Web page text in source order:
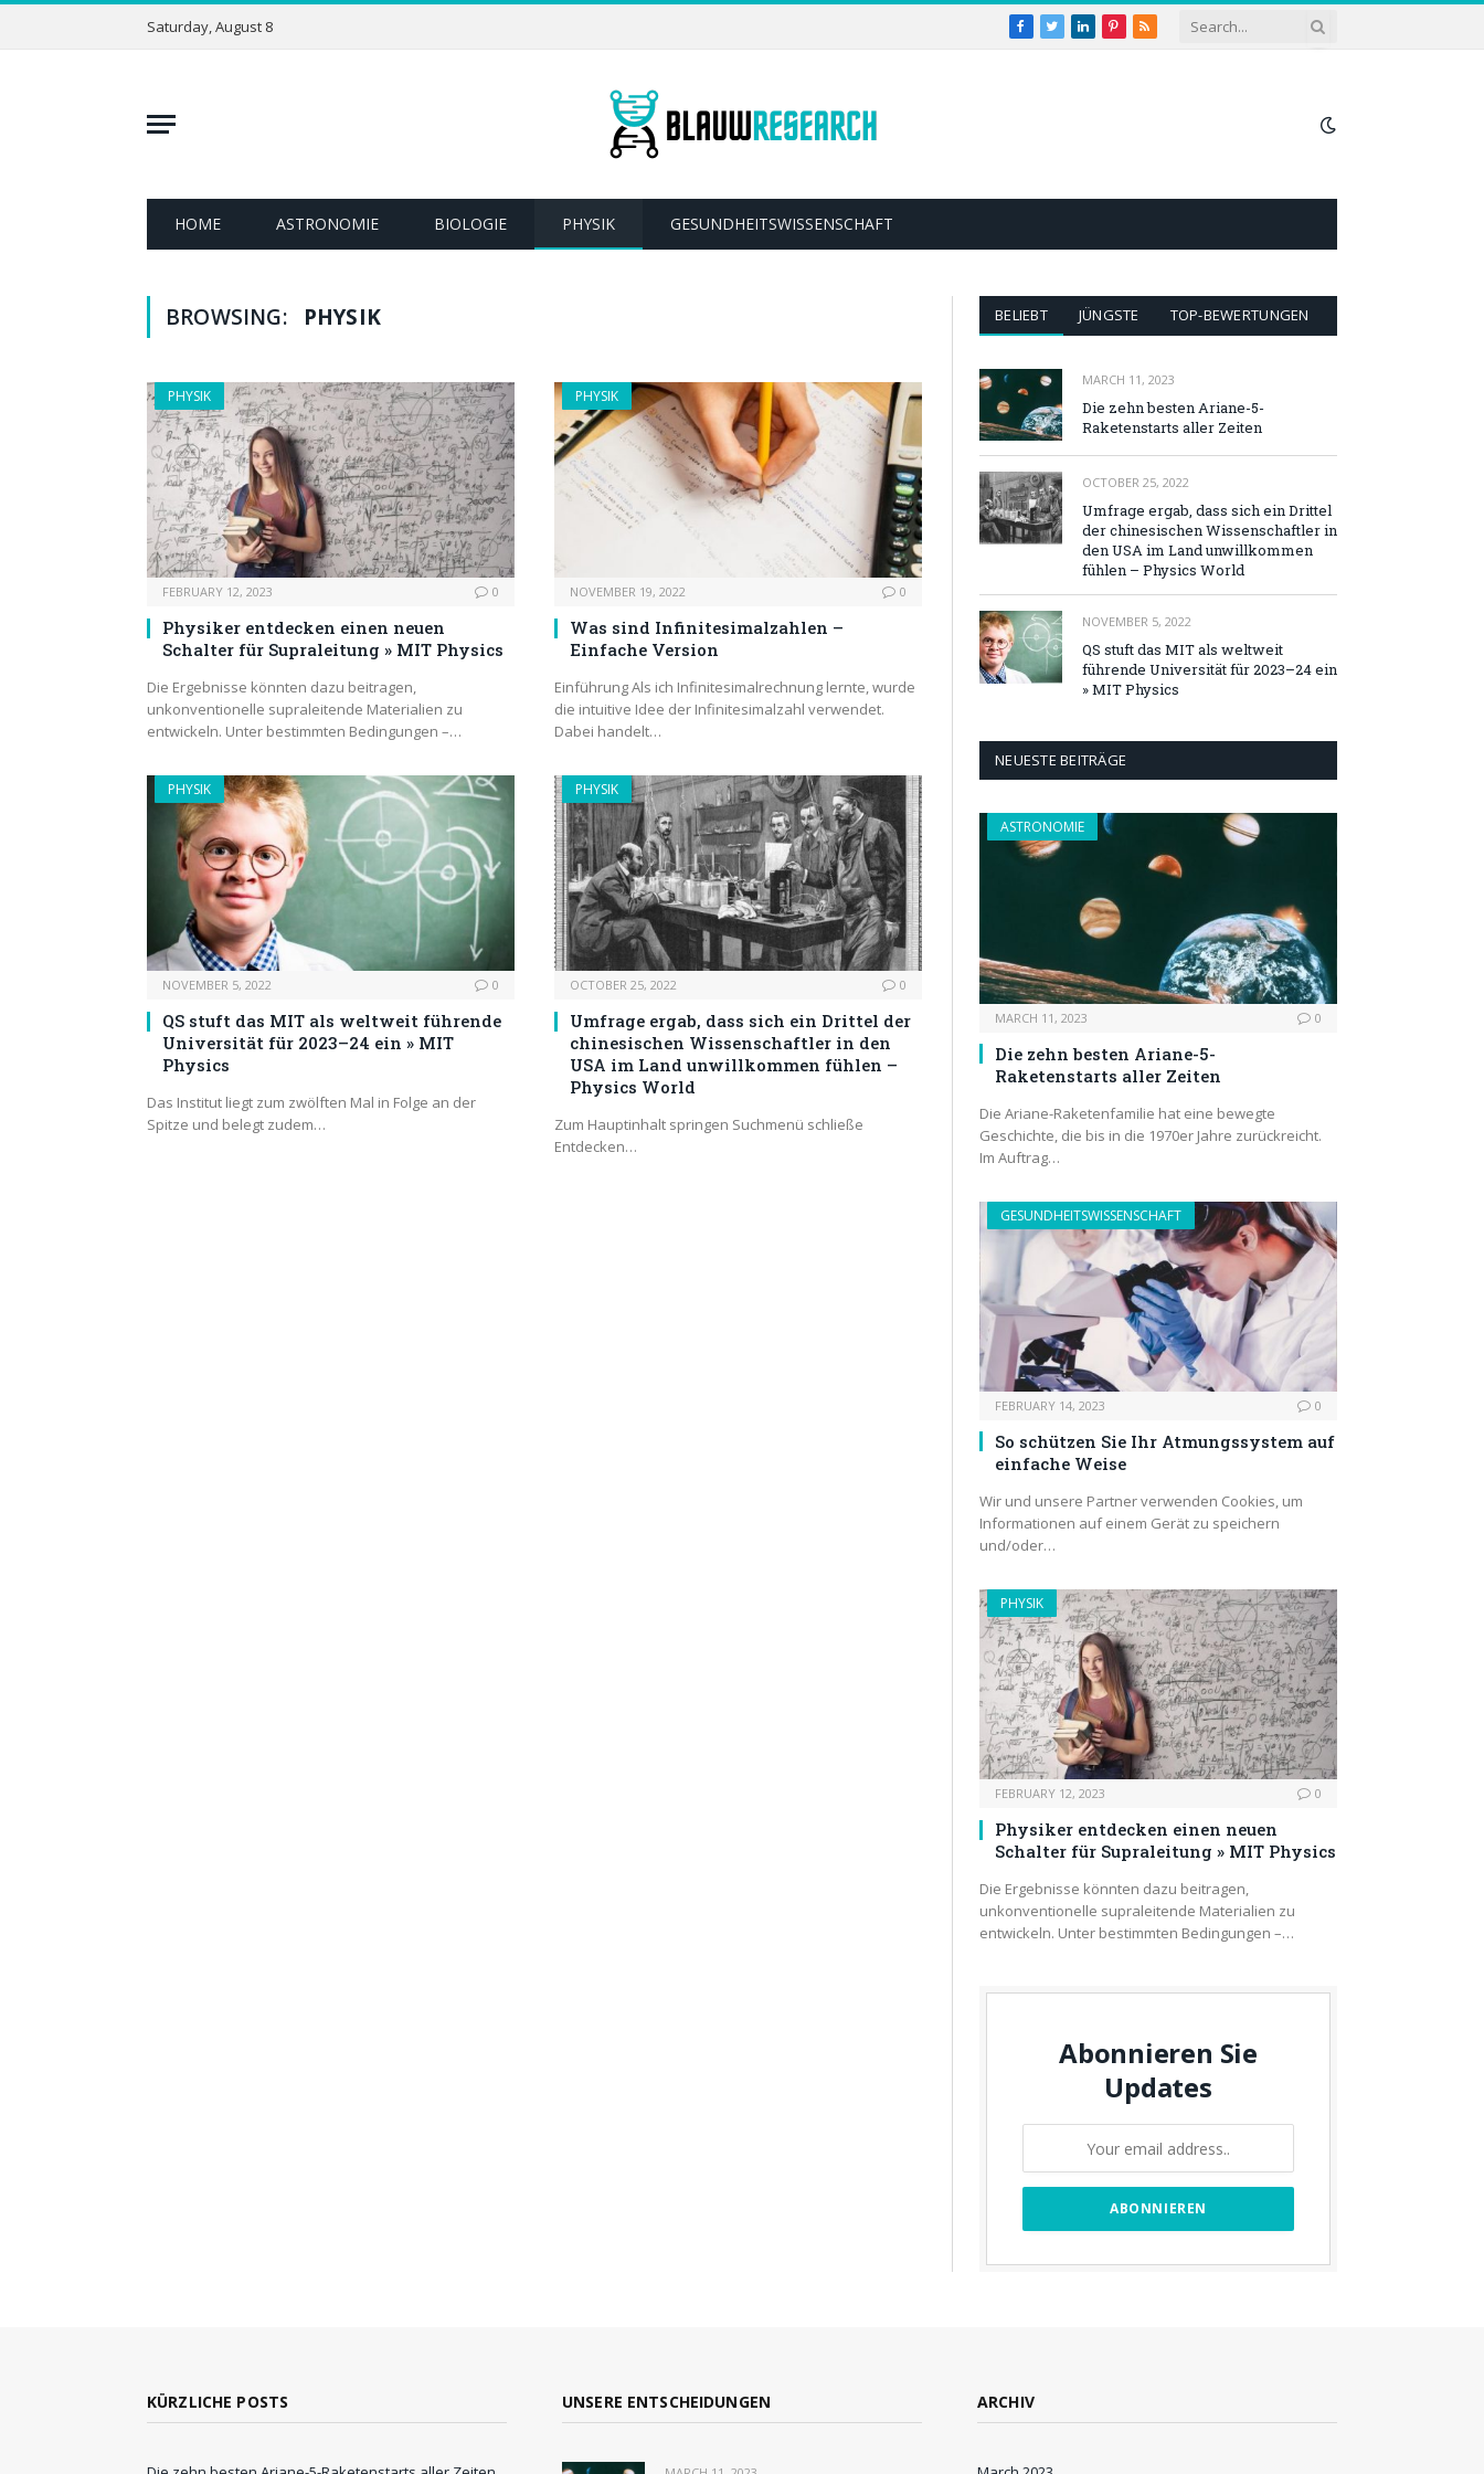
Saturday, August 8 Facebook
TwitterLinkedInPinterest
RSS
HOME ASTRONOMIE BIOLOGIE PHYSIK GESUNDHEITSWISSENSCHAFT
BROWSING: PHYSIK
PHYSIK
FEBRUARY 12, 2023 0
Physiker entdecken einen neuen
Schalter für Supraleitung » MIT Physics
Die Ergebnisse könnten dazu beitragen,
unkonventionelle supraleitende Materialien zu
entwickeln. Unter bestimmten Bedingungen –…
PHYSIK
NOVEMBER 19, 2022 0
Was sind Infinitesimalzahlen –
Einfache Version
Einführung Als ich Infinitesimalrechnung lernte, wurde
die intuitive Idee der Infinitesimalzahl verwendet.
Dabei handelt…
PHYSIK
NOVEMBER 5, 2022 0
QS stuft das MIT als weltweit führende
Universität für 2023–24 ein » MIT
Physics
Das Institut liegt zum zwölften Mal in Folge an der
Spitze und belegt zudem…
PHYSIK
OCTOBER 25, 2022 0
Umfrage ergab, dass sich ein Drittel der
chinesischen Wissenschaftler in den
USA im Land unwillkommen fühlen –
Physics World
Zum Hauptinhalt springen Suchmenü schließe
Entdecken…
BELIEBT JÜNGSTE TOP-BEWERTUNGEN
MARCH 11, 2023
Die zehn besten Ariane-5-
Raketenstarts aller Zeiten
OCTOBER 25, 2022
Umfrage ergab, dass sich ein Drittel
der chinesischen Wissenschaftler in
den USA im Land unwillkommen
fühlen – Physics World
NOVEMBER 5, 2022
QS stuft das MIT als weltweit
führende Universität für 2023–24 ein
» MIT Physics
NEUESTE BEITRÄGE
ASTRONOMIE
MARCH 11, 2023 0
Die zehn besten Ariane-5-
Raketenstarts aller Zeiten
Die Ariane-Raketenfamilie hat eine bewegte
Geschichte, die bis in die 1970er Jahre zurückreicht.
Im Auftrag…
GESUNDHEITSWISSENSCHAFT
FEBRUARY 14, 2023 0
So schützen Sie Ihr Atmungssystem auf
einfache Weise
Wir und unsere Partner verwenden Cookies, um
Informationen auf einem Gerät zu speichern
und/oder…
PHYSIK
FEBRUARY 12, 2023 0
Physiker entdecken einen neuen
Schalter für Supraleitung » MIT Physics
Die Ergebnisse könnten dazu beitragen,
unkonventionelle supraleitende Materialien zu
entwickeln. Unter bestimmten Bedingungen –…
Abonnieren Sie
Updates
KÜRZLICHE POSTS UNSERE ENTSCHEIDUNGEN ARCHIV